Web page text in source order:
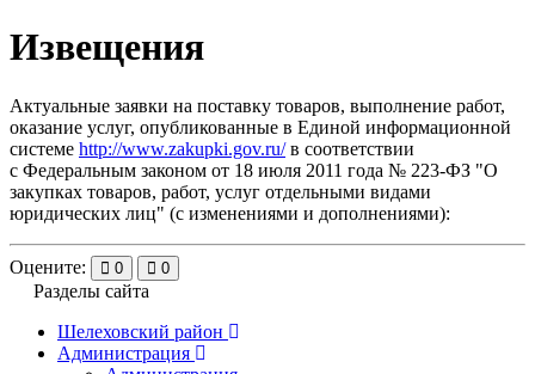
Извещения
Актуальные заявки на поставку товаров, выполнение работ,
оказание услуг, опубликованные в Единой информационной
системе http://www.zakupki.gov.ru/в соответствии
с Федеральным законом от 18 июля 2011 года № 223-ФЗ "О
закупках товаров, работ, услуг отдельными видами
юридических лиц" (с изменениями и дополнениями):
Оцените: 0 0
Разделы сайта
Шелеховский район
Администрация